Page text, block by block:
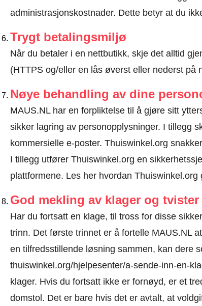
administrasjonskostnader. Dette betyr at du
Trygt betalingsmiljø
Når du betaler i en nettbutikk, skje det alltid
(HTTPS og/eller en lås øverst eller nederst på
Nøye behandling av dine
MAUS.NL har en forpliktelse til å gjøre sitt
sikker lagring av personopplysninger. I tillegg
kommersielle e-poster. Thuiswinkel.org
I tillegg utfører Thuiswinkel.org en
plattformene. Les her hvordan Thuiswinkel.org
God mekling av klager og
Har du fortsatt en klage, til tross for disse
trinn. Det første trinnet er å fortelle MAUS.NL
en tilfredsstillende løsning sammen, kan dere
thuiswinkel.org/hjelpesenter/a-sende-inn-en-
klager. Hvis du fortsatt ikke er fornøyd, er et
domstol. Det er bare hvis det er avtalt, at